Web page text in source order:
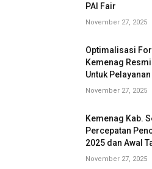
PAI Fair
November 27, 2025
Optimalisasi
Kemenag
Untuk
November 27, 2025
Kemenag Kab.
Percepatan
2025 dan Awal
November 27, 2025